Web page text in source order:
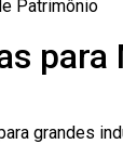
grandes